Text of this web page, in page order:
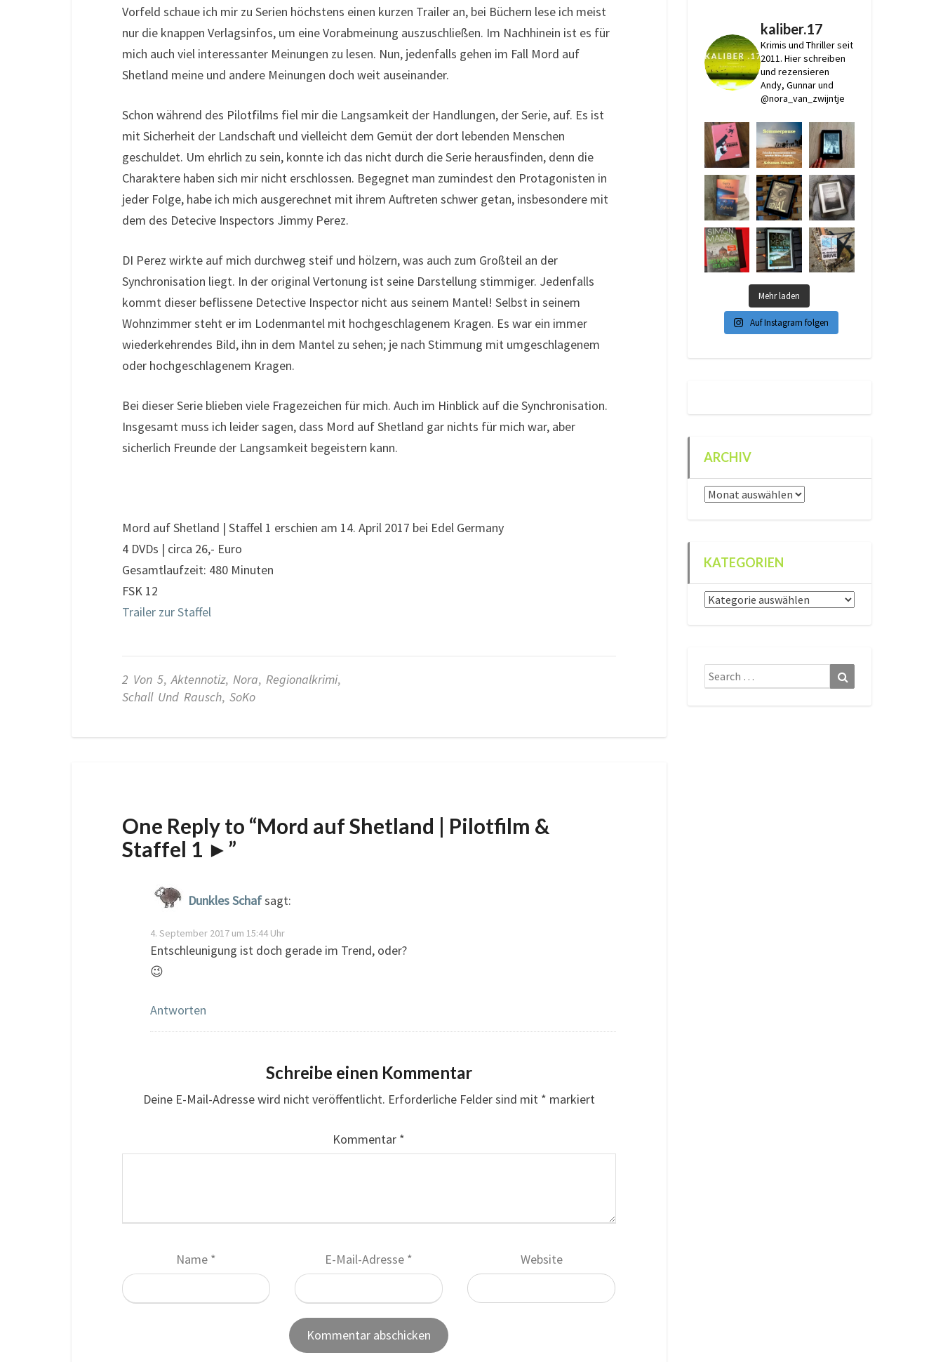
Vorfeld schaue ich mir zu Serien höchstens einen kurzen Trailer an, bei Büchern lese ich meist
nur die knappen Verlagsinfos, um eine Vorabmeinung auszuschließen. Im Nachhinein ist es für
mich auch viel interessanter Meinungen zu lesen. Nun, jedenfalls gehen im Fall Mord auf
Shetland meine und andere Meinungen doch weit auseinander.
Schon während des Pilotfilms fiel mir die Langsamkeit der Handlungen, der Serie, auf. Es ist
mit Sicherheit der Landschaft und vielleicht dem Gemüt der dort lebenden Menschen
geschuldet. Um ehrlich zu sein, konnte ich das nicht durch die Serie herausfinden, denn die
Charaktere haben sich mir nicht erschlossen. Begegnet man zumindest den Protagonisten in
jeder Folge, habe ich mich ausgerechnet mit ihrem Auftreten schwer getan, insbesondere mit
dem des Detecive Inspectors Jimmy Perez.
DI Perez wirkte auf mich durchweg steif und hölzern, was auch zum Großteil an der
Synchronisation liegt. In der original Vertonung ist seine Darstellung stimmiger. Jedenfalls
kommt dieser beflissene Detective Inspector nicht aus seinem Mantel! Selbst in seinem
Wohnzimmer steht er im Lodenmantel mit hochgeschlagenem Kragen. Es war ein immer
wiederkehrendes Bild, ihn in dem Mantel zu sehen; je nach Stimmung mit umgeschlagenem
oder hochgeschlagenem Kragen.
Bei dieser Serie blieben viele Fragezeichen für mich. Auch im Hinblick auf die Synchronisation.
Insgesamt muss ich leider sagen, dass Mord auf Shetland gar nichts für mich war, aber
sicherlich Freunde der Langsamkeit begeistern kann.
Mord auf Shetland | Staffel 1 erschien am 14. April 2017 bei Edel Germany
4 DVDs | circa 26,- Euro
Gesamtlaufzeit: 480 Minuten
FSK 12
Trailer zur Staffel
2 Von 5,Aktennotiz, Nora, Regionalkrimi,
Schall Und Rausch, SoKo
One Reply to “Mord auf Shetland | Pilotfilm &
Staffel 1 ►”
Dunkles Schafsagt:
4. September 2017 um 15:44 Uhr
Entschleunigung ist doch gerade im Trend, oder?
😉
Antworten
Schreibe einen Kommentar
Deine E-Mail-Adresse wird nicht veröffentlicht. Erforderliche Felder sind mit * markiert
Kommentar *
Name * E-Mail-Adresse * Website
kaliber.17
Krimis und Thriller seit
2011. Hier schreiben
und rezensieren
Andy, Gunnar und
@nora_van_zwijntje
Mehr laden
Auf Instagram folgen
ARCHIV
Archiv
KATEGORIEN
Kategorien
Search
for: